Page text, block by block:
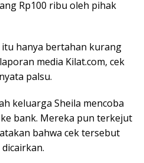
Rp100 ribu oleh pihak
hanya bertahan kurang
media Kilat.com, cek
palsu.
keluarga Sheila mencoba
bank. Mereka pun terkejut
bahwa cek tersebut